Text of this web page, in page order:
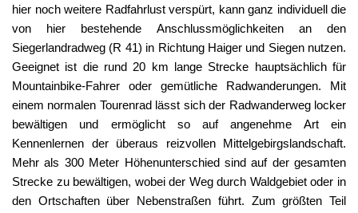
hier noch weitere Radfahrlust verspürt, kann ganz individuell die
von hier bestehende Anschlussmöglichkeiten an den
Siegerlandradweg (R 41) in Richtung Haiger und Siegen nutzen.
Geeignet ist die rund 20 km lange Strecke hauptsächlich für
Mountainbike-Fahrer oder gemütliche Radwanderungen. Mit
einem normalen Tourenrad lässt sich der Radwanderweg locker
bewältigen und ermöglicht so auf angenehme Art ein
Kennenlernen der überaus reizvollen Mittelgebirgslandschaft.
Mehr als 300 Meter Höhenunterschied sind auf der gesamten
Strecke zu bewältigen, wobei der Weg durch Waldgebiet oder in
den Ortschaften über Nebenstraßen führt. Zum größten Teil